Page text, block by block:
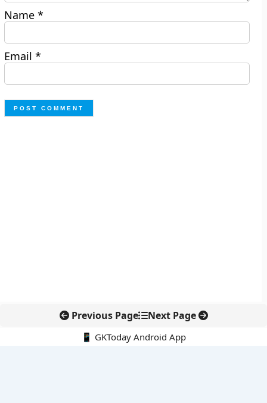
Name*
Email*
Previous Page Next Page
📱 GKToday Android App